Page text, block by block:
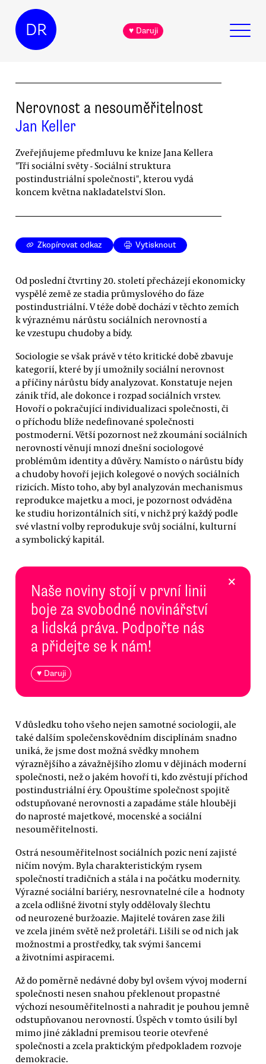
DR ♥ Daruji
Nerovnost a nesouměřitelnost
Jan Keller
Zveřejňujeme předmluvu ke knize Jana Kellera
"Tři sociální světy - Sociální struktura
postindustriální společnosti", kterou vydá
koncem května nakladatelství Slon.
Zkopírovat odkaz Vytisknout
Od poslední čtvrtiny 20. století přecházejí ekonomicky
vyspělé země ze stadia průmyslového do fáze
postindustriální. V téže době dochází v těchto zemích
k výraznému nárůstu sociálních nerovností a
ke vzestupu chudoby a bídy.
Sociologie se však právě v této kritické době zbavuje
kategorií, které by jí umožnily sociální nerovnost
a příčiny nárůstu bídy analyzovat. Konstatuje nejen
zánik tříd, ale dokonce i rozpad sociálních vrstev.
Hovoří o pokračující individualizaci společnosti, či
o příchodu blíže nedefinované společnosti
postmoderní. Větší pozornost než zkoumání sociálních
nerovností věnují mnozí dnešní sociologové
problémům identity a důvěry. Namísto o nárůstu bídy
a chudoby hovoří jejich kolegové o nových sociálních
rizicích. Místo toho, aby byl analyzován mechanismus
reprodukce majetku a moci, je pozornost odváděna
ke studiu horizontálních sítí, v nichž prý každý podle
své vlastní volby reprodukuje svůj sociální, kulturní
a symbolický kapitál.
Naše noviny stojí v první linii
boje za svobodné novinářství
a lidská práva. Podpořte nás
a přidejte se k nám!
♥ Daruji
×
V důsledku toho všeho nejen samotné sociologii, ale
také dalším společenskovědním disciplínám snadno
uniká, že jsme dost možná svědky mnohem
výraznějšího a závažnějšího zlomu v dějinách moderní
společnosti, než o jakém hovoří ti, kdo zvěstují příchod
postindustriální éry. Opouštíme společnost spojitě
odstupňované nerovnosti a zapadáme stále hlouběji
do naprosté majetkové, mocenské a sociální
nesouměřitelnosti.
Ostrá nesouměřitelnost sociálních pozic není zajisté
ničím novým. Byla charakteristickým rysem
společností tradičních a stála i na počátku modernity.
Výrazné sociální bariéry, nesrovnatelné cíle a hodnoty
a zcela odlišné životní styly oddělovaly šlechtu
od neurozené buržoazie. Majitelé továren zase žili
ve zcela jiném světě než proletáři. Lišili se od nich jak
možnostmi a prostředky, tak svými šancemi
a životními aspiracemi.
Až do poměrně nedávné doby byl ovšem vývoj moderní
společnosti nesen snahou překlenout propastné
výchozí nesouměřitelnosti a nahradit je pouhou jemně
odstupňovanou nerovností. Úspěch v tomto úsilí byl
mimo jiné základní premisou teorie otevřené
společnosti a zcela praktickým předpokladem rozvoje
demokracie.